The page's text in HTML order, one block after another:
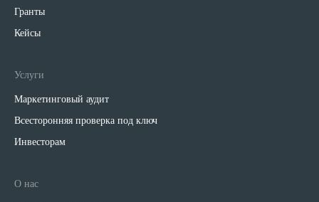
Гранты
Кейсы
Услуги
Маркетинговый аудит
Всесторонняя проверка под ключ
Инвесторам
О нас